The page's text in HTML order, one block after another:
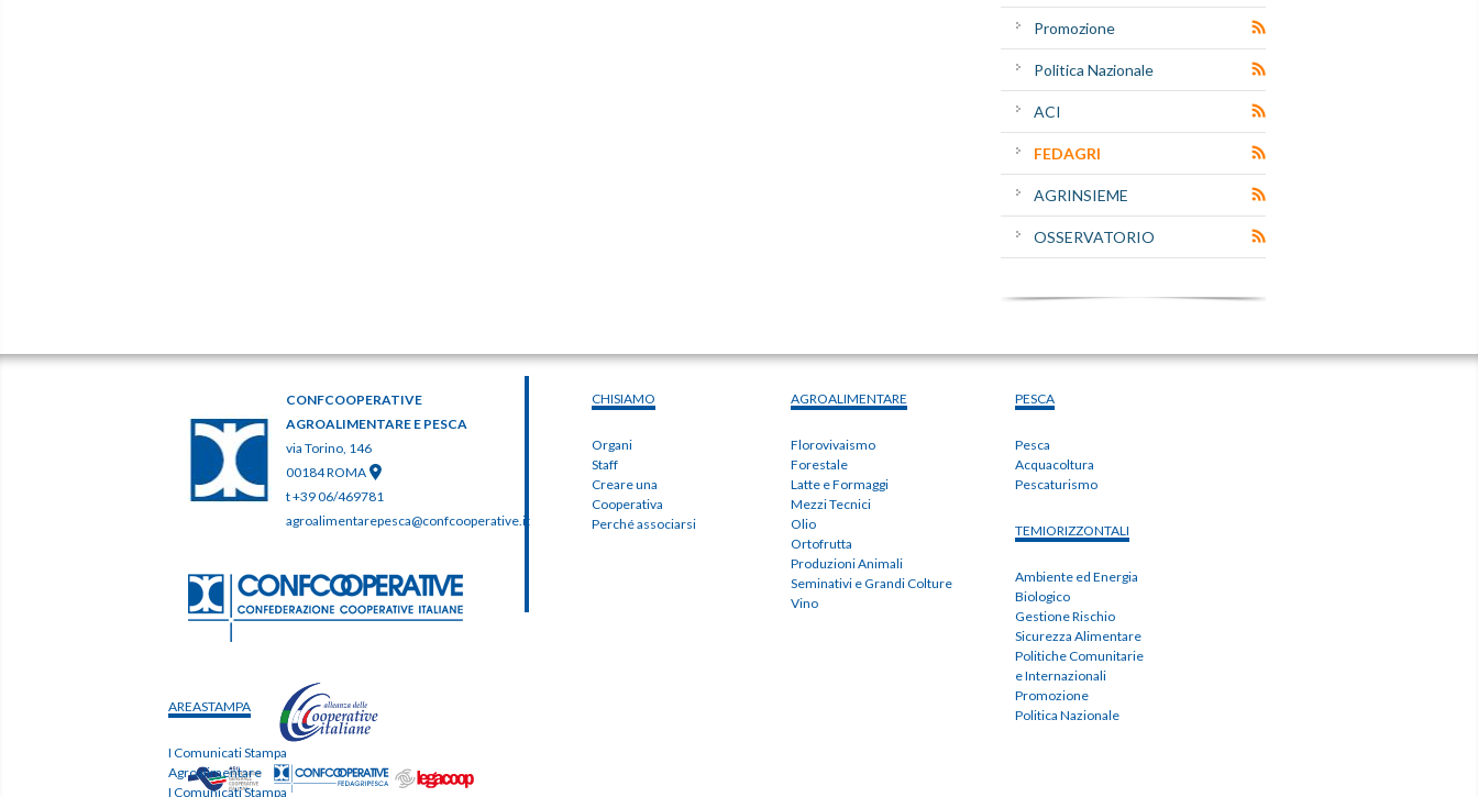
Promozione
Politica Nazionale
ACI
FEDAGRI
AGRINSIEME
OSSERVATORIO
CONFCOOPERATIVE
AGROALIMENTARE E PESCA
via Torino, 146
00184 ROMA
t +39 06/469781
agroalimentarepesca@confcooperative.it
CHISIAMO
Organi
Staff
Creare una
Cooperativa
Perché associarsi
AGROALIMENTARE
Florovivaismo
Forestale
Latte e Formaggi
Mezzi Tecnici
Olio
Ortofrutta
Produzioni Animali
Seminativi e Grandi Colture
Vino
PESCA
Pesca
Acquacoltura
Pescaturismo
TEMIORIZZONTALI
Ambiente ed Energia
Biologico
Gestione Rischio
Sicurezza Alimentare
Politiche Comunitarie
e Internazionali
Promozione
Politica Nazionale
AREASTAMPA
I Comunicati Stampa
Agroalimentare
I Comunicati Stampa